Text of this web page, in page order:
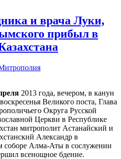
и врача Луки,
прибыл в
2013 года, вечером, в канун
Великого поста, Глава
Округа Русской
Церкви в Республике
митрополит Астанайский и
Александр в
соборе Алма-Аты в сослужении
всенощное бдение.